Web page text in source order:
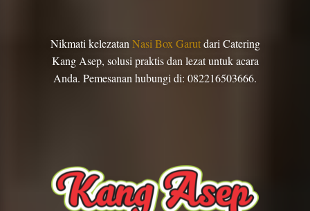
Nikmati kelezatanNasi Box Garutdari Catering
Kang Asep, solusi praktis dan lezat untuk acara
Anda. Pemesanan hubungi di: 082216503666.